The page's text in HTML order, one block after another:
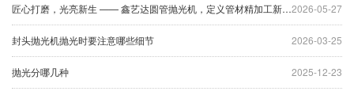
2026-05-27
匠心打磨，光亮新生 —— 鑫艺达圆管抛光机，定义管材精加工新标杆
2026-03-25
封头抛光机抛光时要注意哪些细节
2025-12-23
抛光分哪几种